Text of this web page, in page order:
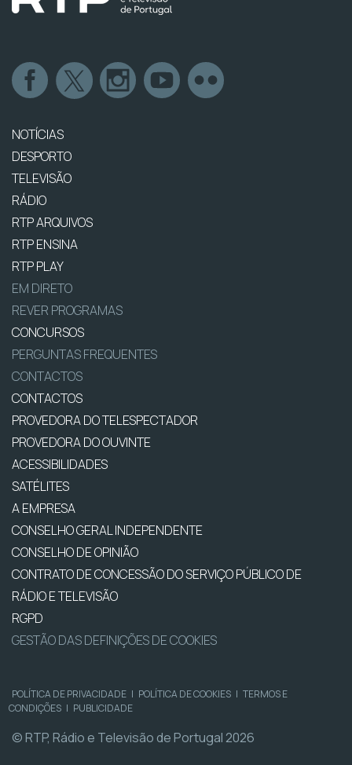
NOTÍCIAS
DESPORTO
TELEVISÃO
RÁDIO
RTP ARQUIVOS
RTP ENSINA
RTP PLAY
EM DIRETO
REVER PROGRAMAS
CONCURSOS
PERGUNTAS FREQUENTES
CONTACTOS
CONTACTOS
PROVEDORA DO TELESPECTADOR
PROVEDORA DO OUVINTE
ACESSIBILIDADES
SATÉLITES
A EMPRESA
CONSELHO GERAL INDEPENDENTE
CONSELHO DE OPINIÃO
CONTRATO DE CONCESSÃO DO SERVIÇO PÚBLICO DE
RÁDIO E TELEVISÃO
RGPD
GESTÃO DAS DEFINIÇÕES DE COOKIES
POLÍTICA DE PRIVACIDADE | POLÍTICA DE COOKIES | TERMOS E
CONDIÇÕES | PUBLICIDADE
© RTP, Rádio e Televisão de Portugal 2026